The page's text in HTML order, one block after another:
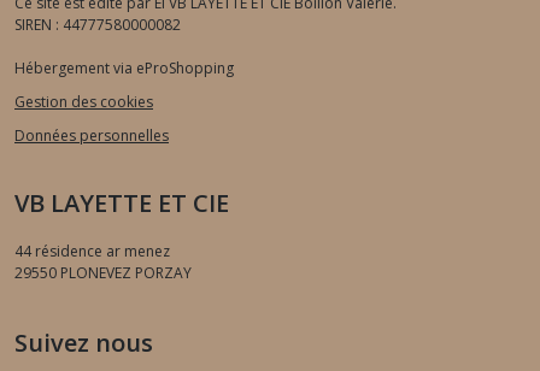
SIREN : 44777580000082
Hébergement via eProShopping
Gestion des cookies
Données personnelles
VB LAYETTE ET CIE
44 résidence ar menez
29550 PLONEVEZ PORZAY
Suivez nous